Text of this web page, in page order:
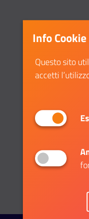
Info Cookie
Questo sito
accetti